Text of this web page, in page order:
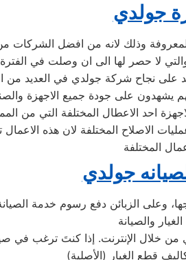
جولدي
والمعروفة وذلك لانه من افضل
لا حصر لها الى ان وصلت في
يشهدون على جودة جميع الاجهزة
احد الاعطال المختلفة التي من
الاصلاح المختلفة لان هذه
جولدي
الإنترنت. إذا كنتَ ترغب في